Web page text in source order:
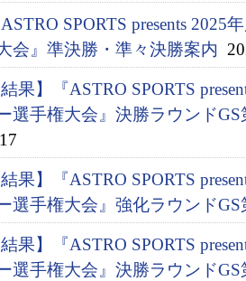
ASTRO SPORTS presents
会』準決勝・準々決勝案内
結果】『ASTRO SPORTS
選手権大会』決勝ラウンド
結果】『ASTRO SPORTS
選手権大会』強化ラウンドGS
結果】『ASTRO SPORTS
選手権大会』決勝ラウンド